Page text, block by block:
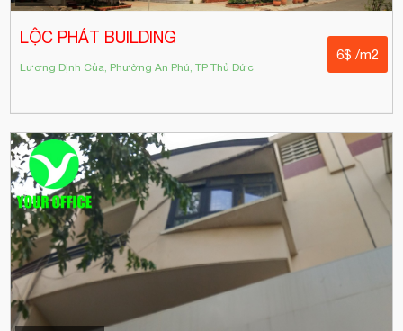
LỘC PHÁT BUILDING
Lương Định Của, Phường An Phú, TP Thủ Đức
6$ /m2